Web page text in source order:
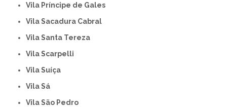
Vila Príncipe de Gales
Vila Sacadura Cabral
Vila Santa Tereza
Vila Scarpelli
Vila Suíça
Vila Sá
Vila São Pedro